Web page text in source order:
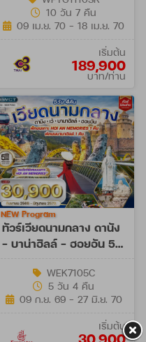
[SONGKRAN]10 วัน 7 คืน
09 เม.ย. 70 - 18 เม.ย. 70
เริ่มต้น
189,900
บาท/ท่าน
ทัวร์เวียดนามกลาง ดานัง
- บาน่าฮิลล์ - ฮอยอัน 5
NEW Program
WEK7105C
5 วัน 4 คืน
09 ก.ย. 69 - 27 มิ.ย. 70
เริ่มต้น